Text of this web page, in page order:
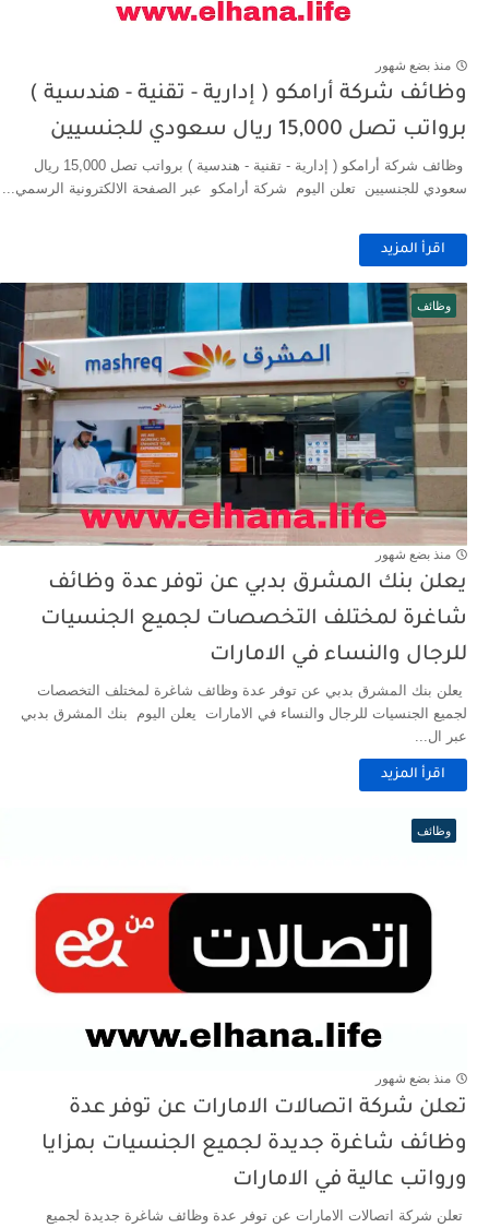
منذ بضع شهور
وظائف شركة أرامكو ( إدارية - تقنية - هندسية )
برواتب تصل 15,000 ريال سعودي للجنسيين
وظائف شركة أرامكو ( إدارية - تقنية - هندسية ) برواتب تصل 15,000 ريال
سعودي للجنسيين تعلن اليوم شركة أرامكو عبر الصفحة الالكترونية الرسمي...
اقرأ المزيد
وظائف
منذ بضع شهور
يعلن بنك المشرق بدبي عن توفر عدة وظائف
شاغرة لمختلف التخصصات لجميع الجنسيات
للرجال والنساء في الامارات
يعلن بنك المشرق بدبي عن توفر عدة وظائف شاغرة لمختلف التخصصات
لجميع الجنسيات للرجال والنساء في الامارات يعلن اليوم بنك المشرق بدبي
عبر ال...
اقرأ المزيد
وظائف
منذ بضع شهور
تعلن شركة اتصالات الامارات عن توفر عدة
وظائف شاغرة جديدة لجميع الجنسيات بمزايا
ورواتب عالية في الامارات
تعلن شركة اتصالات الامارات عن توفر عدة وظائف شاغرة جديدة لجميع